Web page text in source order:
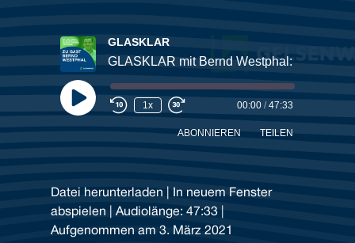
GLASKLAR
Play
Episode
1x 00:00 / 47:33
ABONNIEREN TEILEN
RSS FEED
TEILEN
Datei herunterladen
In neuem Fenster
abspielen
Audiolänge: 47:33
Aufgenommen am 3. März 2021